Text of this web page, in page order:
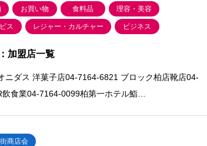
お買い物 食料品 理容・美容
ス レジャー・カルチャー ビジネス
加盟店一覧
ニダス 洋菓子店04-7164-6821 ブロック柏店靴店04-
食業04-7164-0099柏第一ホテル鮨…
商店会